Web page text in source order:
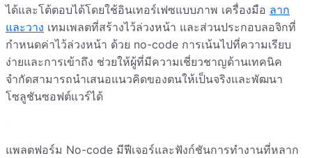
ได้และโต้ตอบได้โดยใช้อินเทอร์เฟซแบบภาพ เครื่องมือ ลาก
และวาง เทมเพลตที่สร้างไว้ล่วงหน้า และส่วนประกอบลอจิกที่
กำหนดค่าไว้ล่วงหน้า ด้วย no-code การเน้นไปที่ความเรียบ
ง่ายและการเข้าถึง ช่วยให้ผู้ที่มีความเชี่ยวชาญด้านเทคนิค
จำกัดสามารถนำเสนอแนวคิดของตนให้เป็นจริงและพัฒนา
โซลูชันซอฟต์แวร์ได้
แพลตฟอร์ม No-code มีฟีเจอร์และฟังก์ชันการทำงานที่หลาก